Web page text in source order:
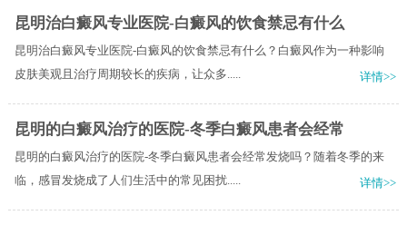
昆明治白癜风专业医院-白癜风的饮食禁忌有什么
昆明治白癜风专业医院-白癜风的饮食禁忌有什么？白癜风作为一种影响
皮肤美观且治疗周期较长的疾病，让众多.....
详情>>
昆明的白癜风治疗的医院-冬季白癜风患者会经常
昆明的白癜风治疗的医院-冬季白癜风患者会经常发烧吗？随着冬季的来
临，感冒发烧成了人们生活中的常见困扰.....
详情>>